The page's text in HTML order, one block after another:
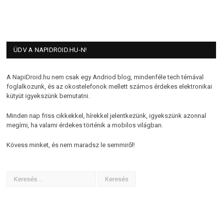
ÜDV A NAPIDROID.HU-N!
A NapiDroid.hu nem csak egy Andriod blog, mindenféle tech témával
foglalkozunk, és az okostelefonok mellett számos érdekes elektronikai
kütyüt igyekszünk bemutatni.
Minden nap friss cikkekkel, hírekkel jelentkezünk, igyekszünk azonnal
megírni, ha valami érdekes történik a mobilos világban.
Kövess minket, és nem maradsz le semmiről!